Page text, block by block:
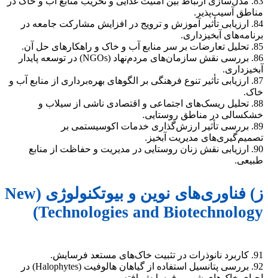
مناطق آسیب‌پذیر.
84. ارزیابی تأثیر آموزش و ترویج در افزایش مشارکت جامعه در
برنامه‌های آبخیزداری.
85. تحلیل تعارضات بر سر منابع آب و خاک و راهکارهای حل آن.
86. بررسی نقش سازمان‌های مردم‌نهاد (NGOs) در توسعه پایدار
آبخیزداری.
87. ارزیابی تأثیر تنوع فرهنگی بر الگوهای بهره‌برداری از منابع آب و
خاک.
88. تحلیل ریسک‌های اجتماعی و اقتصادی ناشی از سیلاب و
خشکسالی در مناطق روستایی.
89. بررسی تأثیر ارزش‌گذاری خدمات اکوسیستمی بر
تصمیم‌گیری‌های مدیریت آبخیز.
90. ارزیابی نقش زنان روستایی در مدیریت و حفاظت از منابع
طبیعی.
ز) فناوری‌های نوین و بیوتکنولوژی (New
Technologies and Biotechnology)
91. کاربرد نانوذرات در تثبیت خاک‌های مستعد فرسایش.
92. بررسی پتانسیل استفاده از گیاهان هالوفیت (Halophytes) در